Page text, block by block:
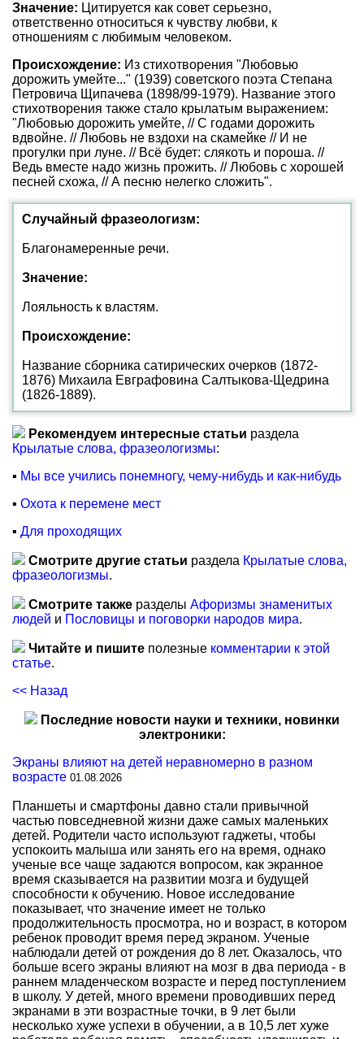
Значение: Цитируется как совет серьезно,
ответственно относиться к чувству любви, к
отношениям с любимым человеком.
Происхождение: Из стихотворения "Любовью
дорожить умейте..." (1939) советского поэта Степана
Петровича Щипачева (1898/99-1979). Название этого
стихотворения также стало крылатым выражением:
"Любовью дорожить умейте, // С годами дорожить
вдвойне. // Любовь не вздохи на скамейке // И не
прогулки при луне. // Всё будет: слякоть и пороша. //
Ведь вместе надо жизнь прожить. // Любовь с хорошей
песней схожа, // А песню нелегко сложить".
Случайный фразеологизм:
Благонамеренные речи.
Значение:
Лояльность к властям.
Происхождение:
Название сборника сатирических очерков (1872-
1876) Михаила Евграфовина Салтыкова-Щедрина
(1826-1889).
Рекомендуем интересные статьи раздела
Крылатые слова, фразеологизмы:
▪ Мы все учились понемногу, чему-нибудь и как-нибудь
▪ Охота к перемене мест
▪ Для проходящих
Смотрите другие статьи раздела Крылатые слова,
фразеологизмы.
Смотрите также разделы Афоризмы знаменитых
людей и Пословицы и поговорки народов мира.
Читайте и пишите полезные комментарии к этой
статье.
<< Назад
Последние новости науки и техники, новинки
электроники:
Экраны влияют на детей неравномерно в разном
возрасте 01.08.2026
Планшеты и смартфоны давно стали привычной
частью повседневной жизни даже самых маленьких
детей. Родители часто используют гаджеты, чтобы
успокоить малыша или занять его на время, однако
ученые все чаще задаются вопросом, как экранное
время сказывается на развитии мозга и будущей
способности к обучению. Новое исследование
показывает, что значение имеет не только
продолжительность просмотра, но и возраст, в котором
ребенок проводит время перед экраном. Ученые
наблюдали детей от рождения до 8 лет. Оказалось, что
больше всего экраны влияют на мозг в два периода - в
раннем младенческом возрасте и перед поступлением
в школу. У детей, много времени проводивших перед
экранами в эти возрастные точки, в 9 лет были
несколько хуже успехи в обучении, а в 10,5 лет хуже